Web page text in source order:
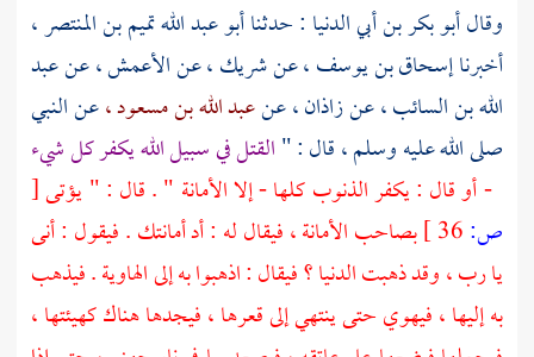
وقالأبو بكر بن أبي الدنيا : حدثناأبو عبد الله تميم بن المنتصر ،
أخبرناإسحاق بن يوسف ،عنشريك ،عنالأعمش ،عنعبد
الله بن السائب ،عنزاذان ،عنعبد الله بن مسعود ،عن النبي
صلى الله عليه وسلم ، قال : "القتل في سبيل الله يكفر كل شيء
- أو قال : يكفر الذنوب كلها - إلا الأمانة " . قال : " يؤتى[
ص:
بصاحب الأمانة ، فيقال له : أد أمانتك . فيقول : أنى
يا رب ، وقد ذهبت الدنيا ؟ فيقال : اذهبوا به إلى الهاوية . فيذهب
به إليها ، فيهوي حتى ينتهي إلى قعرها ، فيجدها هناك كهيئتها ،